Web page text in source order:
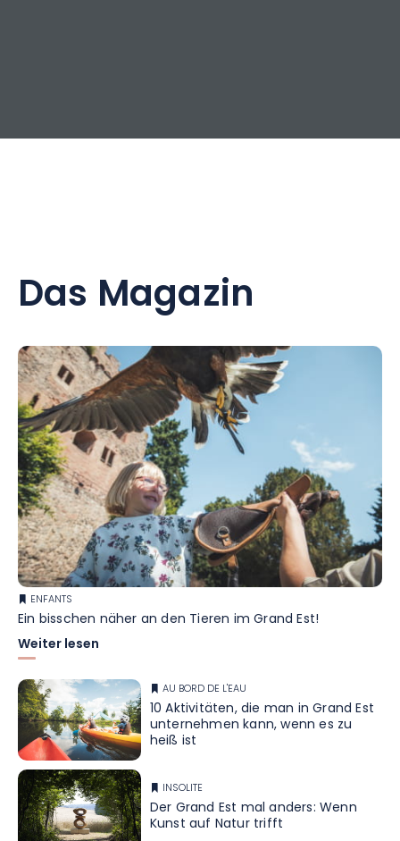
Das Magazin
ENFANTS
Ein bisschen näher an den Tieren im Grand Est!
Weiter lesen
AU BORD DE L'EAU
10 Aktivitäten, die man in Grand Est
unternehmen kann, wenn es zu
heiß ist
INSOLITE
Der Grand Est mal anders: Wenn
Kunst auf Natur trifft